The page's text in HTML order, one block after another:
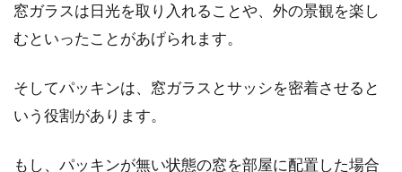
10畳の部屋を広く見せる！
窓ガラスは日光を取り入れることや、外の景観を楽し
むといったことがあげられます。
そしてパッキンは、窓ガラスとサッシを密着させると
いう役割があります。
もし、パッキンが無い状態の窓を部屋に配置した場合